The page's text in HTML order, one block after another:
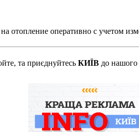
отопление оперативно с учетом
та приєднуйтесь КИЇВ до нашого